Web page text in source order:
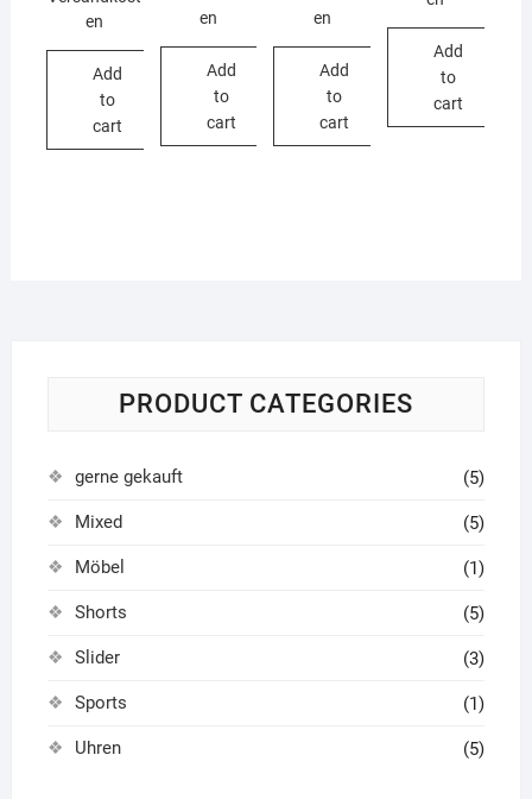
en
Add
to
cart
en
Add
to
cart
en
Add
to
cart
Add
to
cart
PRODUCT CATEGORIES
gerne gekauft (5)
Mixed (5)
Möbel (1)
Shorts (5)
Slider (3)
Sports (1)
Uhren (5)